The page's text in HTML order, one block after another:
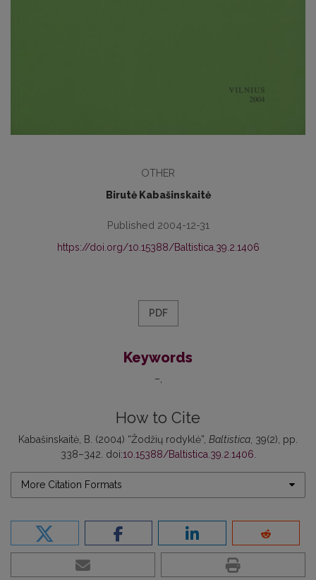
OTHER
Birutė Kabašinskaitė
Published 2004-12-31
https://doi.org/10.15388/Baltistica.39.2.1406
PDF
Keywords
–
How to Cite
Kabašinskaitė, B. (2004) “Žodžių rodyklė”, Baltistica , 39(2), pp.
338–342. doi:10.15388/Baltistica.39.2.1406
More Citation Formats